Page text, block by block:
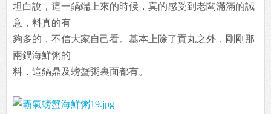
坦白說，這一鍋端上來的時候，真的感受到老闆滿滿的誠
意，料真的有
夠多的，不信大家自己看。基本上除了貢丸之外，剛剛那
兩鍋海鮮粥的
料，這鍋鼎及螃蟹粥裏面都有。